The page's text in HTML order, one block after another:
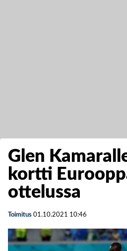
Glen
kortti
ottelussa
Toimitus 01.10.2021 10:46